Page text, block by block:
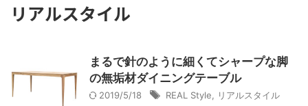
リアルスタイル
まるで針のように細くてシャープな脚
の無垢材ダイニングテーブル
2019/5/18 REAL Style リアルスタイル